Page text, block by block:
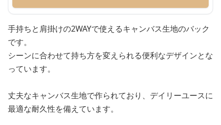
手持ちと肩掛けの2WAYで使えるキャンバス生地のバック
です。
シーンに合わせて持ち方を変えられる便利なデザインとな
っています。
丈夫なキャンバス生地で作られており、デイリーユースに
最適な耐久性を備えています。